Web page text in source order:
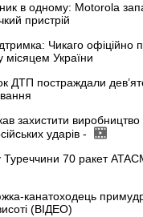
в одному: Motorola
пристрій
Чикаго офіційно
місяцем України
ДТП постраждали
захистити виробництво
ударів -
70 ракет
канатоходець
(ВІДЕО)